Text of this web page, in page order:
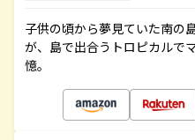
子供の頃から夢見ていた南の
が、島で出合うトロピカルで
憶。